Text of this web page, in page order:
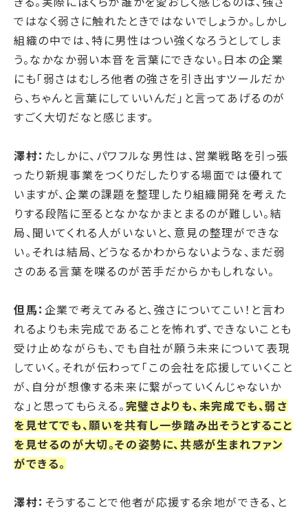
ではなく弱さに触れたときではないでしょうか。 しかし
組織の中では、特に男性はつい強くなろうとしてしま
う。なかなか弱い本音を言葉にできない。日本の企業
にも「弱さはむしろ他者の強さを引き出すツールだか
ら、ちゃんと言葉にしていいんだ」と言ってあげるのが
すごく大切だなと感じます。
澤村： たしかに、パワフルな男性は、営業戦略を引っ張
ったり新規事業をつくりだしたりする場面では優れて
いますが、企業の課題を整理したり組織開発を考えた
りする段階に至るとなかなかまとまるのが難しい。結
局、聞いてくれる人がいないと、意見の整理ができな
い。それは結局、どうなるかわからないような、まだ弱
さのある言葉を喋るのが苦手だからかもしれない。
但馬： 企業で考えてみると、強さについてこい！と言わ
れるよりも未完成であることを怖れず、できないことも
受け止めながらも、でも自社が願う未来について表現
していく。それが伝わって「この会社を応援していくこと
が、自分が想像する未来に繋がっていくんじゃないか
な」と思ってもらえる。 完璧さよりも、未完成でも、弱さ
を見せてでも、願いを共有し一歩踏み出そうとすること
を見せるのが大切。その姿勢に、共感が生まれファン
ができる。
澤村： そうすることで他者が応援する余地ができる、と